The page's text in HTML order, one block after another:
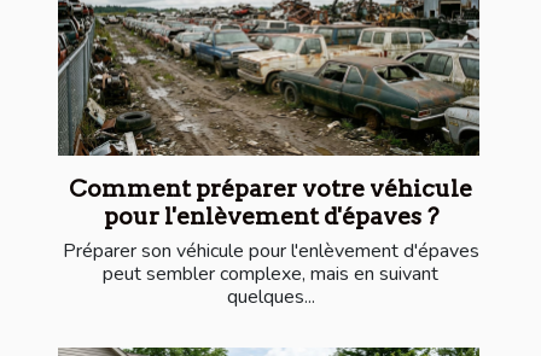
Comment préparer votre véhicule
pour l'enlèvement d'épaves ?
Préparer son véhicule pour l'enlèvement d'épaves
peut sembler complexe, mais en suivant
quelques...